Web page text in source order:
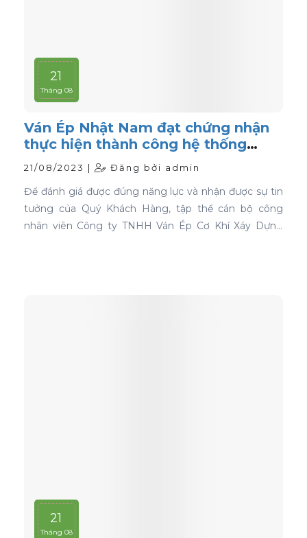
21
Tháng 08
Ván Ép Nhật Nam đạt chứng nhận
thực hiện thành công hệ thống
quản lý chất lượng ISO 9001:2015
21/08/2023 | Đăng bởi admin
Để đánh giá được đúng năng lực và nhận được sự tin
tưởng của Quý Khách Hàng, tập thể cán bộ công
nhân viên Công ty TNHH Ván Ép Cơ Khí Xáy Dựng
21
Tháng 08